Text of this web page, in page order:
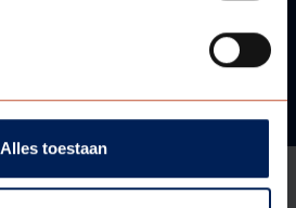
Alles toestaan